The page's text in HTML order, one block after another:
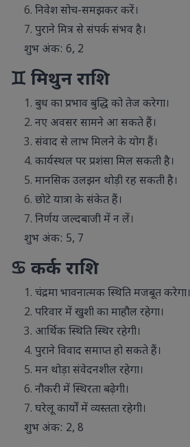
निवेश सोच-समझकर करें।
पुराने मित्र से संपर्क संभव है।
शुभ अंक: 6, 2
♊ मिथुन राशि
बुध का प्रभाव बुद्धि को तेज करेगा।
नए अवसर सामने आ सकते हैं।
संवाद से लाभ मिलने के योग हैं।
कार्यस्थल पर प्रशंसा मिल सकती है।
मानसिक उलझन थोड़ी रह सकती है।
छोटे यात्रा के संकेत हैं।
निर्णय जल्दबाजी में न लें।
शुभ अंक: 5, 7
♋ कर्क राशि
चंद्रमा भावनात्मक स्थिति मजबूत करेगा।
परिवार में खुशी का माहौल रहेगा।
आर्थिक स्थिति स्थिर रहेगी।
पुराने विवाद समाप्त हो सकते हैं।
मन थोड़ा संवेदनशील रहेगा।
नौकरी में स्थिरता बढ़ेगी।
घरेलू कार्यों में व्यस्तता रहेगी।
शुभ अंक: 2, 8